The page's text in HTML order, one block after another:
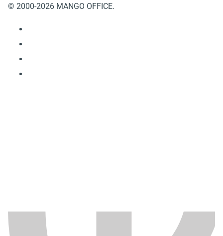
© 2000-2026 MANGO OFFICE.